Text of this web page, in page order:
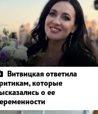
Витвицкая ответила
которые
о ее